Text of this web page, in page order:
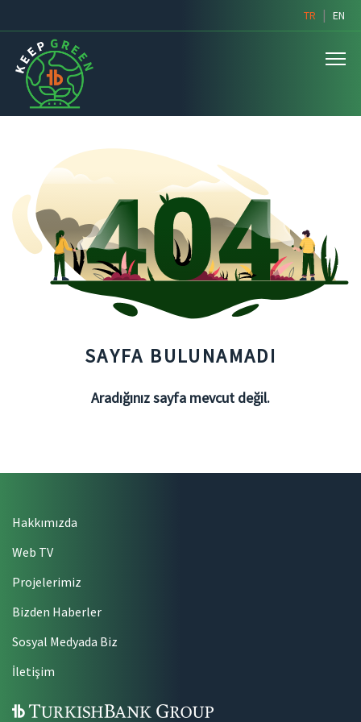
TR | EN
SAYFA BULUNAMADI
Aradığınız sayfa mevcut değil.
Hakkımızda
Web TV
Projelerimiz
Bizden Haberler
Sosyal Medyada Biz
İletişim